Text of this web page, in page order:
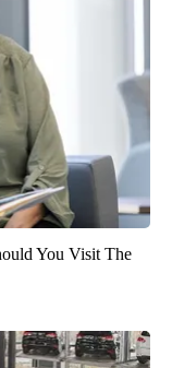
You Visit The